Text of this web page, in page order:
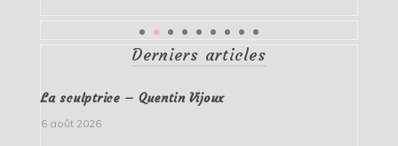
Derniers articles
La sculptrice – Quentin Vijoux
6 août 2026